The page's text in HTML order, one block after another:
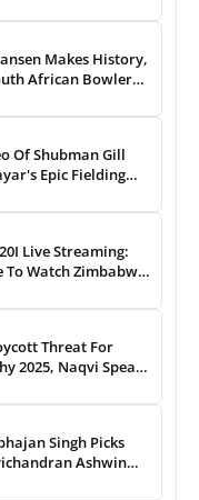
Makes History,
African Bowler
Of Shubman Gill
Epic Fielding
Live Streaming:
To Watch Zimbabwe
Threat For
2025, Naqvi Speaks
Singh Picks
Ashwin